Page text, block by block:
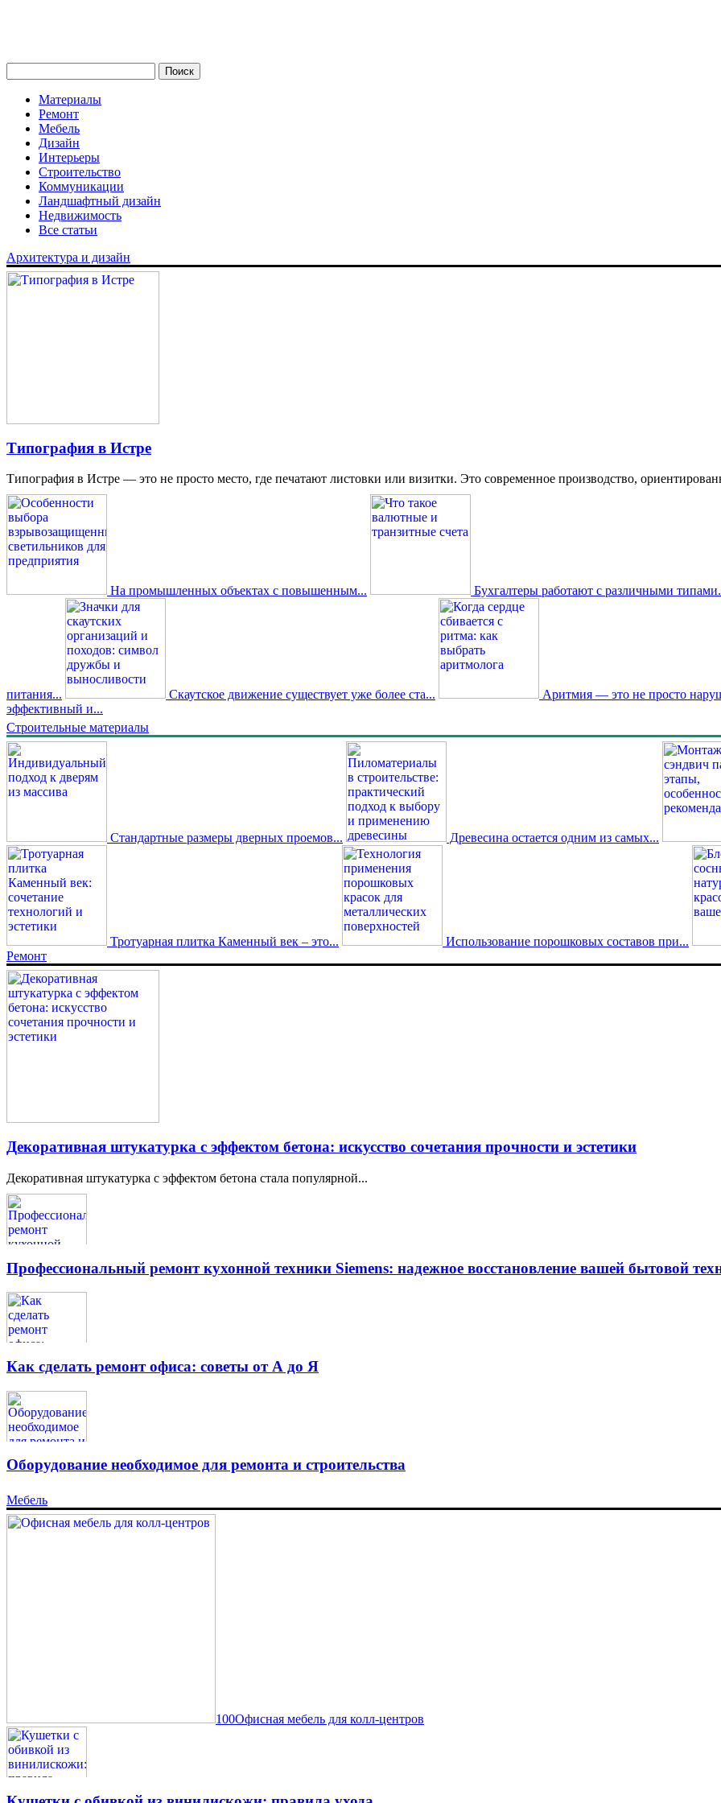
Материалы
Ремонт
Мебель
Дизайн
Интерьеры
Строительство
Коммуникации
Ландшафтный дизайн
Недвижимость
Все статьи
Архитектура и дизайн
Типография в Истре
Типография в Истре — это не просто место, где печатают листовки или визитки. Это современное производство,
На промышленных объектах с повышенным... Бухгалтеры работают с различными
питания... Скаутское движение существует уже более ста...
Аритмия — это не просто
эффективный и...
Строительные материалы
Стандартные размеры дверных проемов... Древесина остается одним из самых...
Тротуарная плитка Каменный век – это...
Использование порошковых составов при...
Ремонт
Декоративная штукатурка с эффектом бетона: искусство сочетания прочности и эстетики
Декоративная штукатурка с эффектом бетона стала популярной...
Профессиональный ремонт кухонной техники Siemens: надежное восстановление вашей бытовой
Как сделать ремонт офиса: советы от А до Я
Оборудование необходимое для ремонта и строительства
Мебель
100Офисная мебель для колл-центров